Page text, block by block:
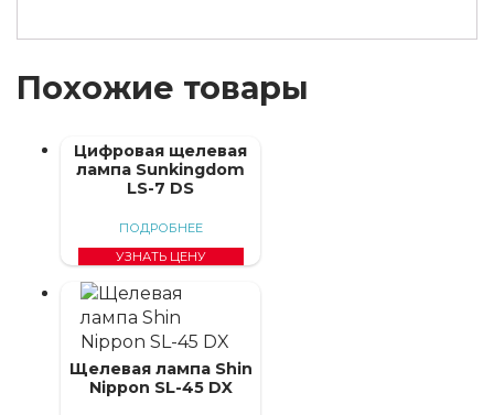
Похожие товары
Цифровая щелевая
лампа Sunkingdom
LS-7 DS
ПОДРОБНЕЕ
УЗНАТЬ ЦЕНУ
Щелевая лампа Shin
Nippon SL-45 DX